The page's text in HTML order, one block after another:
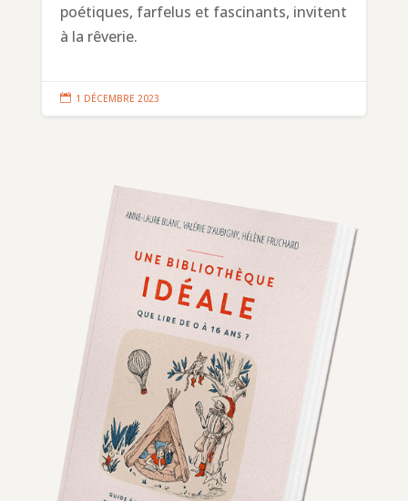
poétiques, farfelus et fascinants, invitent
à la rêverie.
 1 DÉCEMBRE 2023